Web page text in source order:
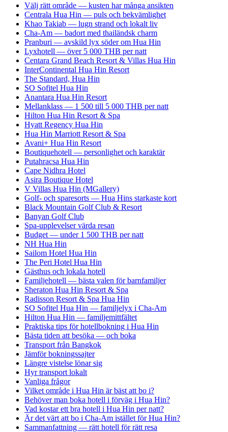
Välj rätt område — kusten har många ansikten
Centrala Hua Hin — puls och bekvämlighet
Khao Takiab — lugn strand och lokalt liv
Cha-Am — badort med thailändsk charm
Pranburi — avskild lyx söder om Hua Hin
Lyxhotell — över 5 000 THB per natt
Centara Grand Beach Resort & Villas Hua Hin
InterContinental Hua Hin Resort
The Standard, Hua Hin
SO Sofitel Hua Hin
Anantara Hua Hin Resort
Mellanklass — 1 500 till 5 000 THB per natt
Hilton Hua Hin Resort & Spa
Hyatt Regency Hua Hin
Hua Hin Marriott Resort & Spa
Avani+ Hua Hin Resort
Boutiquehotell — personlighet och karaktär
Putahracsa Hua Hin
Cape Nidhra Hotel
Asira Boutique Hotel
V Villas Hua Hin (MGallery)
Golf- och sparesorts — Hua Hins starkaste kort
Black Mountain Golf Club & Resort
Banyan Golf Club
Spa-upplevelser värda resan
Budget — under 1 500 THB per natt
NH Hua Hin
Sailom Hotel Hua Hin
The Peri Hotel Hua Hin
Gästhus och lokala hotell
Familjehotell — bästa valen för barnfamiljer
Sheraton Hua Hin Resort & Spa
Radisson Resort & Spa Hua Hin
SO Sofitel Hua Hin — familjelyx i Cha-Am
Hilton Hua Hin — familjemittfältet
Praktiska tips för hotellbokning i Hua Hin
Bästa tiden att besöka — och boka
Transport från Bangkok
Jämför bokningssajter
Längre vistelse lönar sig
Hyr transport lokalt
Vanliga frågor
Vilket område i Hua Hin är bäst att bo i?
Behöver man boka hotell i förväg i Hua Hin?
Vad kostar ett bra hotell i Hua Hin per natt?
Är det värt att bo i Cha-Am istället för Hua Hin?
Sammanfattning — rätt hotell för rätt resa